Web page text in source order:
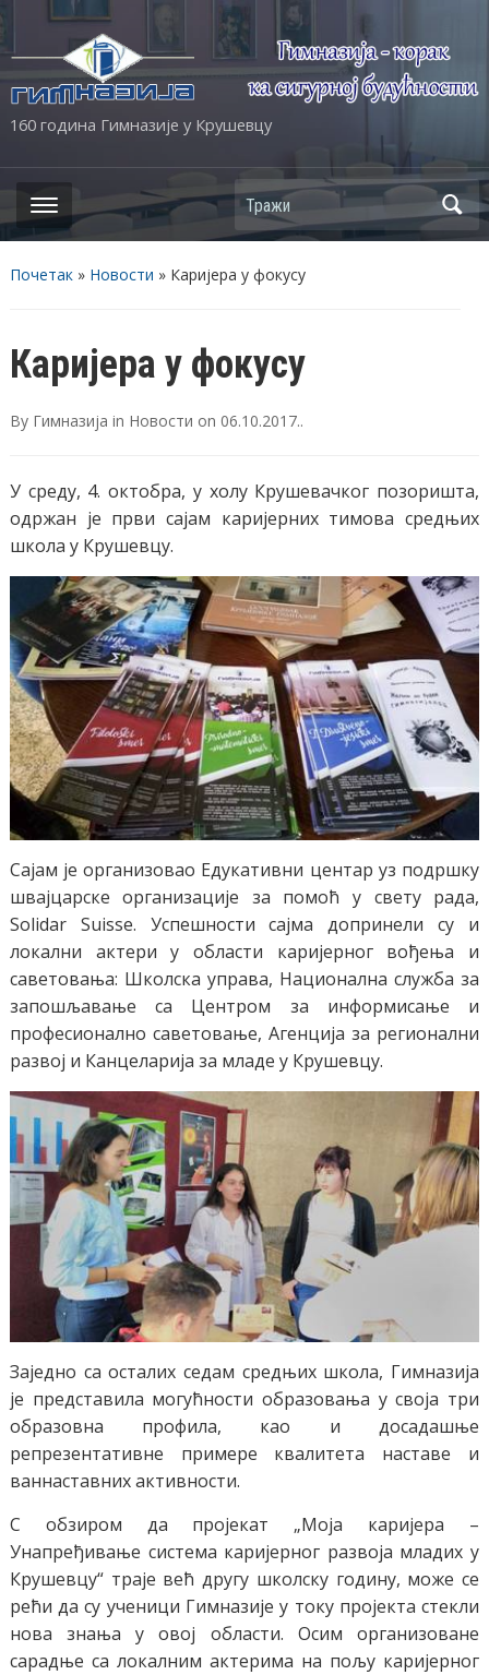
160 година Гимназије у Крушевцу
Почетак» Новости » Каријера у фокусу
Каријера у фокусу
By Гимназија in Новости on 06.10.2017..
У среду, 4. октобра, у холу Крушевачког позоришта,
одржан је први сајам каријерних тимова средњих
школа у Крушевцу.
Сајам је организовао Едукативни центар уз подршку
швајцарске организације за помоћ у свету рада,
Solidar Suisse. Успешности сајма допринели су и
локални актери у области каријерног вођења и
саветовања: Школска управа, Национална служба за
запошљавање са Центром за информисање и
професионално саветовање, Агенција за регионални
развој и Канцеларија за младе у Крушевцу.
Заједно са осталих седам средњих школа, Гимназија
је представила могућности образовања у своја три
образовна профила, као и досадашње
репрезентативне примере квалитета наставе и
ваннаставних активности.
С обзиром да пројекат „Моја каријера –
Унапређивање система каријерног развоја младих у
Крушевцу“ траје већ другу школску годину, може се
рећи да су ученици Гимназије у току пројекта стекли
нова знања у овој области. Осим организоване
сарадње са локалним актерима на пољу каријерног